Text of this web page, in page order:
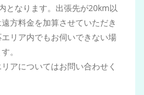
となります。出張先が20km以
方料金を加算させていただき
リア内でもお伺いできない場
。
アについてはお問い合わせく